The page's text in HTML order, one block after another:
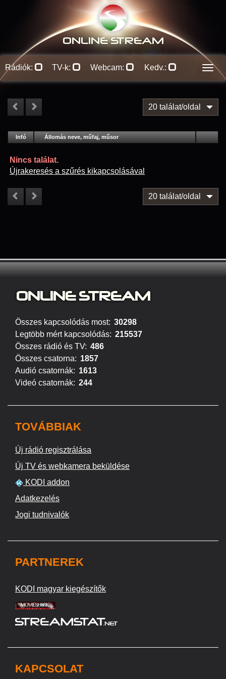
ONLINE STREAM
Rádiók: TV-k: Webcam: Kedv.:
20 találat/oldal
Infó Lejátszás
Állomás neve, műfaj, műsor
Nincs találat.
Újrakeresés a szűrés kikapcsolásával
20 találat/oldal
ONLINE STREAM
Összes kapcsolódás most: 30298
Legtöbb mért kapcsolódás: 215537
Összes rádió és TV: 486
Összes csatorna: 1857
Audió csatornák: 1613
Videó csatornák: 244
TOVÁBBIAK
Új rádió regisztrálása
Új TV és webkamera beküldése
KODI addon
Adatkezelés
Jogi tudnivalók
PARTNEREK
KODI magyar kiegészítők
KAPCSOLAT